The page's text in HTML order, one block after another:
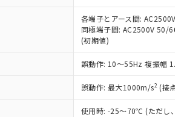
各端子とアース間: AC2500V
同極端子間: AC2500V 50/
(初期値)
誤動作: 10～55Hz 複振幅
誤動作: 最大1000m/s2 (接点
使用時: -25～70℃ (ただし、氷
ービスの対象外となる商品もある
をご了承ください。
状況および標準価格照会結果は、
している更新日時点での社内デー
基づき作成されるものであり、閲
れた時点での実際の在庫および標
格とは異なる場合があることをご
な納期状況および標準価格はお客
が、含有品と判明した場合などや
変更することがあります。
以下、 水銀(Hg) 1000ppm以下、 カド
(Cr(Ⅵ)) 1000ppm以下、ポリ臭化ビフェニル
以下、ポリ臭化ジフェニルエーテル類
BBP） 1000ppm以下、フタル酸ジブチル
超えていることを示します。
未確認です。当社販売部門へお問
物質の基準値 (GB/T26572)：
、 Hg(水銀) : 1000ppm、 Cd(カドミウ
ロム) : 1000ppm、 PBBs(ポリ臭化ビフェ
、 PBDEs(ポリ臭化ジフェニルエーテ
、
は、これら貴社製品のうち、外国
および外国貿易法に定める商品
下｢規制貨物等」という）を輸出
は国外への提供する場合は、日本
府の輸出許可(または役務取引許
を取得するなどの必要な手続きを
は規制貨物を破棄する場合は、完
一定数以上の在庫あり